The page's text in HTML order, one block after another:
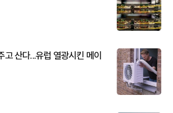
산다...유럽 열광시킨 메이